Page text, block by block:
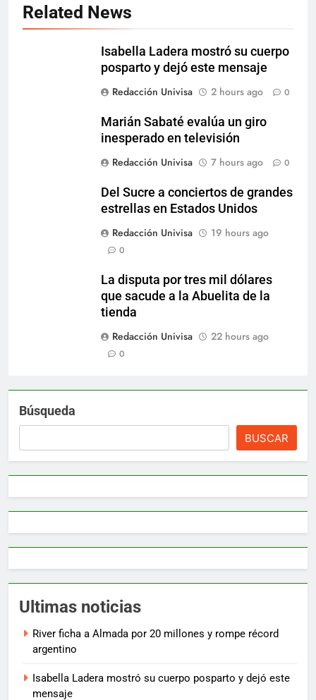
Related News
Isabella Ladera mostró su cuerpo
posparto y dejó este mensaje
Redacción Univisa
2 hours ago 0
Marián Sabaté evalúa un giro
inesperado en televisión
Redacción Univisa
7 hours ago 0
Del Sucre a conciertos de grandes
estrellas en Estados Unidos
Redacción Univisa
19 hours ago
0
La disputa por tres mil dólares
que sacude a la Abuelita de la
tienda
Redacción Univisa
22 hours ago
0
Búsqueda
BUSCAR
Ultimas noticias
River ficha a Almada por 20 millones y rompe récord
argentino
Isabella Ladera mostró su cuerpo posparto y dejó este
mensaje